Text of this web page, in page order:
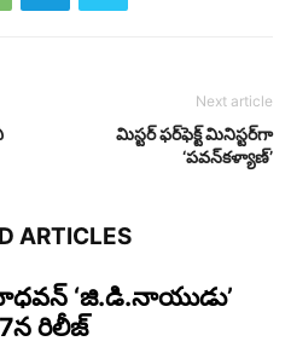
Next article
మిస్టర్‌ ఫర్‌ఫెక్ట్‌ మినిస్టర్‌గా
‘పవన్‌కళ్యాణ్‌’
ARTICLES
‘జి.డి.నాయుడు’
7న రిలీజ్